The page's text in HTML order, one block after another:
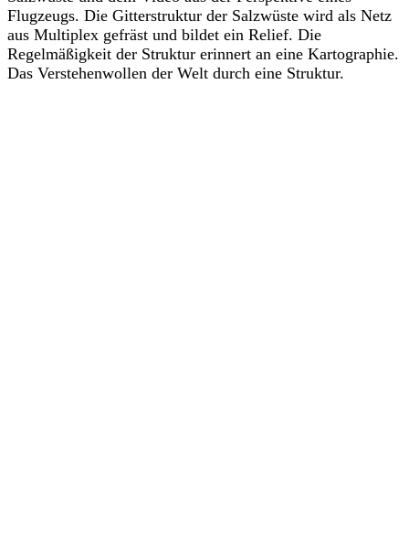
Flugzeugs. Die Gitterstruktur der Salzwüste wird als Netz
aus Multiplex gefräst und bildet ein Relief. Die
Regelmäßigkeit der Struktur erinnert an eine Kartographie.
Das Verstehenwollen der Welt durch eine Struktur.